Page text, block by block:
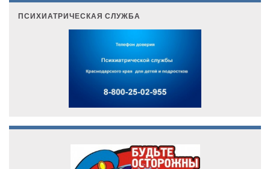
ПСИХИАТРИЧЕСКАЯ СЛУЖБА